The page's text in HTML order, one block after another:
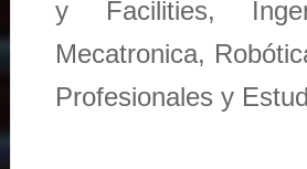
y Facilities,
Mecatronica,
Profesionales y